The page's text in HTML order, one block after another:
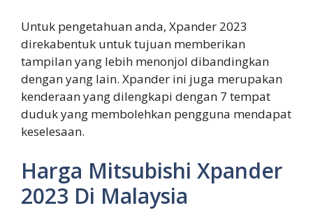
Untuk pengetahuan anda, Xpander 2023
direkabentuk untuk tujuan memberikan
tampilan yang lebih menonjol dibandingkan
dengan yang lain. Xpander ini juga merupakan
kenderaan yang dilengkapi dengan 7 tempat
duduk yang membolehkan pengguna mendapat
keselesaan.
Harga Mitsubishi Xpander
2023 Di Malaysia